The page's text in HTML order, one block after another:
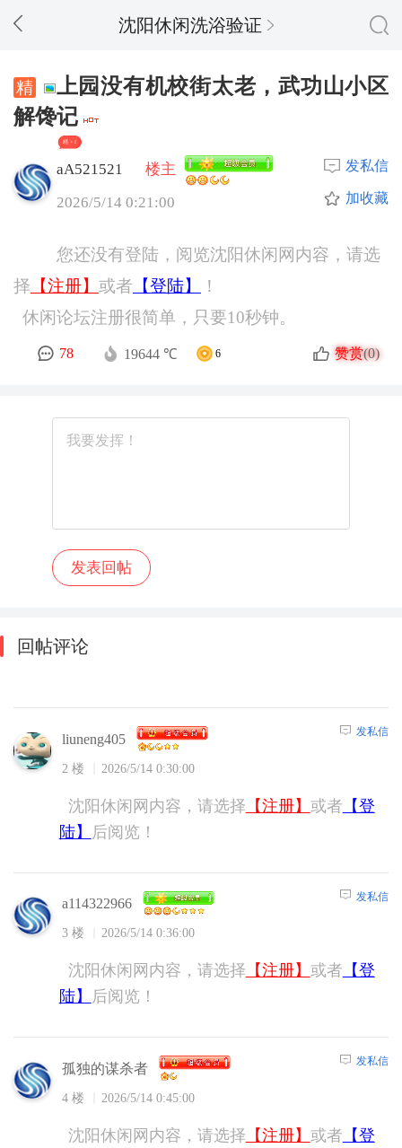
沈阳休闲洗浴验证
上园没有机校街太老，武功山小区
解馋记
精 + 8
aA521521
楼主
2026/5/14 0:21:00
发私信
加收藏
您还没有登陆，阅览沈阳休闲网内容，请选
择 【注册】 或者 【登陆】
！
休闲论坛注册很简单，只要10秒钟。
78 19644 ℃ 6 赞赏(0)
回帖评论
liuneng405
2 楼 2026/5/14 0:30:00
发私信
沈阳休闲网内容，请选择 【注册】 或者 【登
陆】
后阅览！
a114322966
3 楼 2026/5/14 0:36:00
发私信
沈阳休闲网内容，请选择 【注册】 或者 【登
陆】
后阅览！
孤独的谋杀者
4 楼 2026/5/14 0:45:00
发私信
沈阳休闲网内容，请选择 【注册】 或者 【登